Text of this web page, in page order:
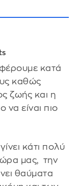
κατά
καθώς
ζωής και η
να είναι πιο
κάτι πολύ
μας, την
θαύματα